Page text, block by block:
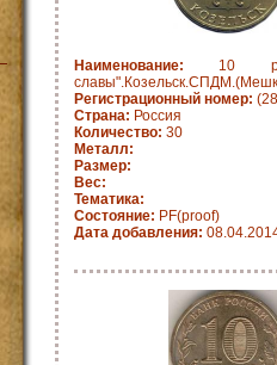
Наименование: 10
Регистрационный номер:
Страна: Россия
Количество: 30
Металл:
Размер:
Вес:
Тематика:
Состояние: PF(proof)
Дата добавления: